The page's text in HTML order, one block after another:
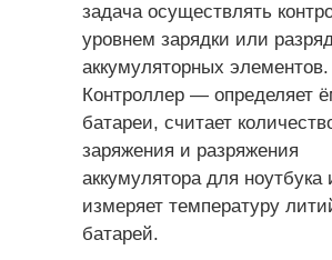
задача осуществлять
уровнем зарядки или
аккумуляторных элементов.
Контроллер — определяет
батареи, считает
заряжения и разряжения
аккумулятора для ноутбука
измеряет температуру
батарей.